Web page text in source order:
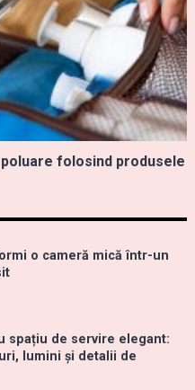
folosind produsele
o cameră mică într-un
spațiu de servire elegant:
lumini și detalii de